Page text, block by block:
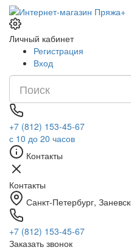
Личный кабинет
Регистрация
Вход
+7 (812) 153-45-67
с 10 до 20 часов
Контакты
Контакты
Санкт-Петербург,
+7 (812) 153-45-67
Заказать звонок